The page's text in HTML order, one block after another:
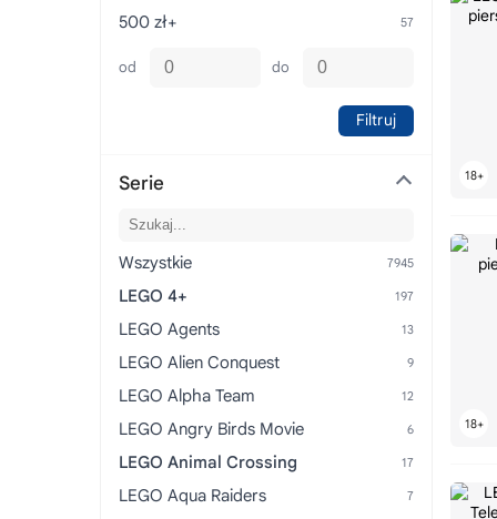
500 zł+
od do
Filtruj
Serie
Wszystkie
LEGO 4+
LEGO Agents
LEGO Alien Conquest
LEGO Alpha Team
LEGO Angry Birds Movie
LEGO Animal Crossing
LEGO Aqua Raiders